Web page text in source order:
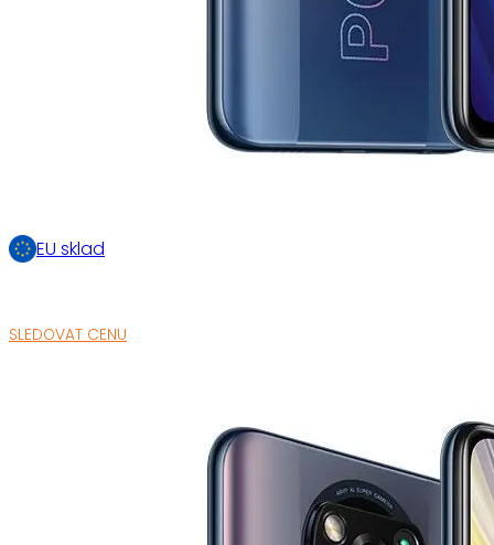
EU sklad
SLEDOVAT CENU